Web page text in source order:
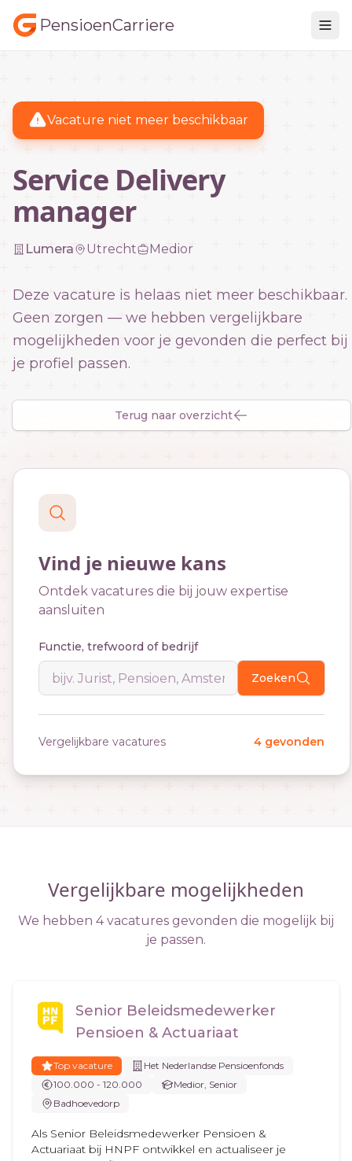
PensioenCarriere
Vacature niet meer beschikbaar
Service Delivery
manager
Lumera Utrecht Medior
Deze vacature is helaas niet meer beschikbaar.
Geen zorgen — we hebben vergelijkbare
mogelijkheden voor je gevonden die perfect bij
je profiel passen.
Terug naar overzicht
Vind je nieuwe kans
Ontdek vacatures die bij jouw expertise
aansluiten
Functie, trefwoord of bedrijf
Zoeken
Vergelijkbare vacatures 4 gevonden
Vergelijkbare mogelijkheden
We hebben 4 vacatures gevonden die mogelijk bij
je passen.
Senior Beleidsmedewerker
Pensioen & Actuariaat
Top vacature
Het Nederlandse Pensioenfonds
100.000 - 120.000
Medior, Senior
Badhoevedorp
Als Senior Beleidsmedewerker Pensioen &
Actuariaat bij HNPF ontwikkel en actualiseer je